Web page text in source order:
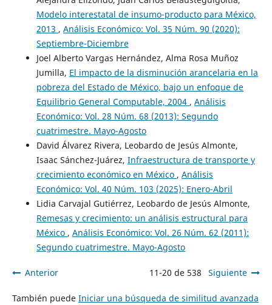
Modelo interestatal de insumo-producto para México,
2013 , Análisis Económico: Vol. 35 Núm. 90 (2020):
Septiembre-Diciembre
Joel Alberto Vargas Hernández, Alma Rosa Muñoz
Jumilla, El impacto de la disminución arancelaria en la
pobreza del Estado de México, bajo un enfoque de
Equilibrio General Computable, 2004 , Análisis
Económico: Vol. 28 Núm. 68 (2013): Segundo
cuatrimestre. Mayo-Agosto
David Álvarez Rivera, Leobardo de Jesús Almonte,
Isaac Sánchez-Juárez, Infraestructura de transporte y
crecimiento económico en México , Análisis
Económico: Vol. 40 Núm. 103 (2025): Enero-Abril
Lidia Carvajal Gutiérrez, Leobardo de Jesús Almonte,
Remesas y crecimiento: un análisis estructural para
México , Análisis Económico: Vol. 26 Núm. 62 (2011):
Segundo cuatrimestre. Mayo-Agosto
Anterior 11-20 de 538 Siguiente
También puede Iniciar una búsqueda de similitud avanzada